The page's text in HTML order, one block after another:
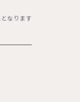
なります